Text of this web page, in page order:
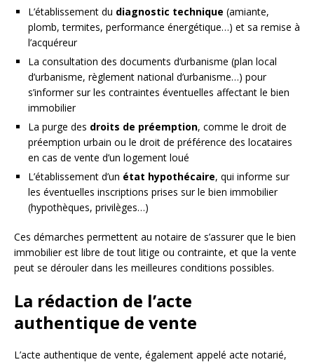
L’établissement du diagnostic technique (amiante,
plomb, termites, performance énergétique…) et sa remise à
l’acquéreur
La consultation des documents d’urbanisme (plan local
d’urbanisme, règlement national d’urbanisme…) pour
s’informer sur les contraintes éventuelles affectant le bien
immobilier
La purge des droits de préemption, comme le droit de
préemption urbain ou le droit de préférence des locataires
en cas de vente d’un logement loué
L’établissement d’un état hypothécaire, qui informe sur
les éventuelles inscriptions prises sur le bien immobilier
(hypothèques, privilèges…)
Ces démarches permettent au notaire de s’assurer que le bien
immobilier est libre de tout litige ou contrainte, et que la vente
peut se dérouler dans les meilleures conditions possibles.
La rédaction de l’acte
authentique de vente
L’acte authentique de vente, également appelé acte notarié,